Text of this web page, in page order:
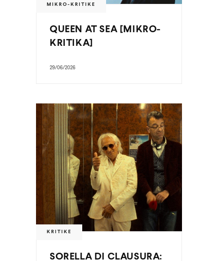
MIKRO-KRITIKE
QUEEN AT SEA [MIKRO-
KRITIKA]
29/06/2026
KRITIKE
SORELLA DI CLAUSURA: